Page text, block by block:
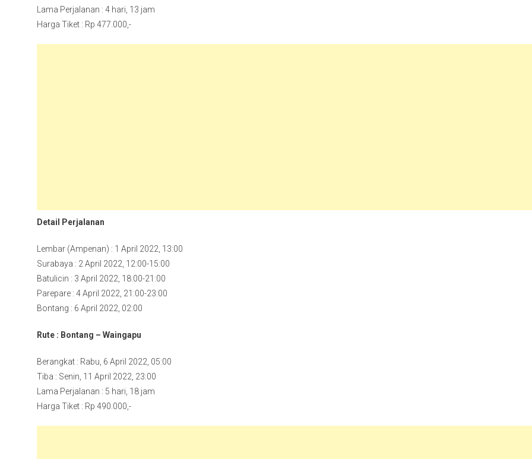
Lama Perjalanan : 4 hari, 13 jam
Harga Tiket : Rp 477.000,-
Detail Perjalanan
Lembar (Ampenan) : 1 April 2022, 13:00
Surabaya : 2 April 2022, 12:00-15:00
Batulicin : 3 April 2022, 18:00-21:00
Parepare : 4 April 2022, 21:00-23:00
Bontang : 6 April 2022, 02:00
Rute : Bontang – Waingapu
Berangkat : Rabu, 6 April 2022, 05:00
Tiba : Senin, 11 April 2022, 23:00
Lama Perjalanan : 5 hari, 18 jam
Harga Tiket : Rp 490.000,-